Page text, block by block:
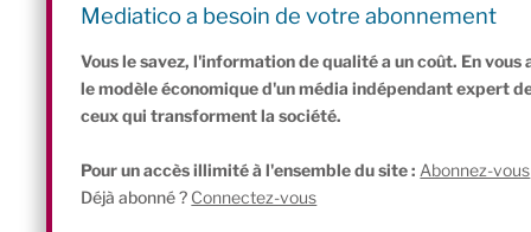
Mediatico a besoin de votre abonnement
Vous le savez, l'information de qualité a un coût. En
le modèle économique d'un média indépendant expert
ceux qui transforment la société.
Pour un accès illimité à l'ensemble du site : Abonnez-vous
Déjà abonné ? Connectez-vous